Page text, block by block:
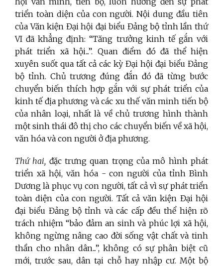
triển toàn diện của con người. Nội dung đầu tiên
của Văn kiện Đại hội đại biểu Đảng bộ tỉnh lần thứ
VI đã khẳng định: “Tăng trưởng kinh tế gắn với
phát triển xã hội...”. Quan điểm đó đã thể hiện
xuyên suốt qua tất cả các kỳ Đại hội đại biểu Đảng
bộ tỉnh. Chủ trương đúng đắn đó đã từng bước
chuyển biến thích hợp gắn với sự phát triển của
kinh tế địa phương và các xu thế văn minh tiến bộ
của nhân loại, nhất là về chủ trương hình thành
một sinh thái đô thị cho các chuyển biến về xã hội,
văn hóa và con người ở địa phương.
Thứ hai, đặc trưng quan trọng của mô hình phát
triển xã hội, văn hóa - con người của tỉnh Bình
Dương là phục vụ con người, tất cả vì sự phát triển
toàn diện của con người. Tất cả văn kiện Đại hội
đại biểu Đảng bộ tỉnh và các cấp đều thể hiện rõ
trách nhiệm “bảo đảm an sinh và phúc lợi xã hội,
không ngừng nâng cao đời sống vật chất và tinh
thần cho nhân dân...”, không có sự phân biệt cũ
mới, trước sau, dân tại chỗ hay nhập cư. Một bộ